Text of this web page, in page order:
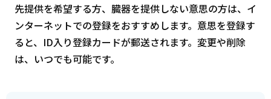
先提供を希望する方、臓器を提供しない意思の方は、イ
ンターネットでの登録をおすすめします。意思を登録す
ると、ID入り登録カードが郵送されます。変更や削除
は、いつでも可能です。